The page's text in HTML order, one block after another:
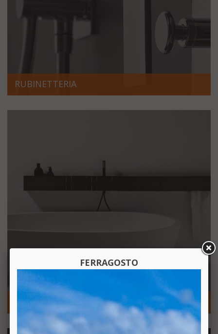
RUBINETTERIA
VASCHE DA BAGNO
FERRAGOSTO